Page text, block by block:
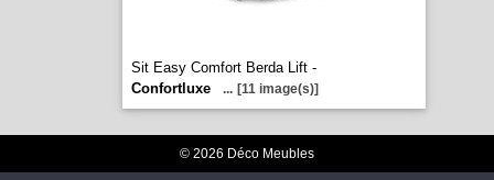
Sit Easy Comfort Berda Lift -
Confortluxe
... [11 image(s)]
© 2026 Déco Meubles